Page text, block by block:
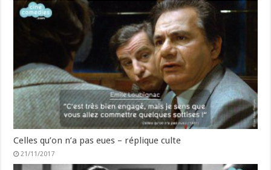
Celles qu’on n’a pas eues – réplique culte
21/11/2017